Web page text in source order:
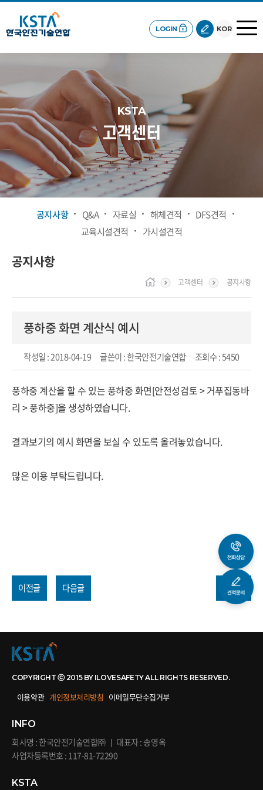
LOGIN KOR
KSTA
고객센터
공지사항 Q&A 자료실 해체견적
DFS견적
교육시설견적
가시설견적
공지사항
고객센터 공지사항
풍하중 화면 계산식 예시
작성일: 2018-04-19 글쓴이: 한국안전기술연합 조회수: 5450
풍하중 계산을 할 수 있는 풍하중 화면[안전성검토 > 거푸집동바
리 > 풍하중]을 생성하였습니다.
결과보기의 예시 화면을 보실 수 있도록 올려놓았습니다.
많은 이용 부탁드립니다.
이전글 다음글 목록
COPYRIGHT ⓒ 2015 BY ILOVESAFETY ALL RIGHTS RESERVED.
이용약관 개인정보처리방침 이메일무단수집거부
INFO
회사명 : 한국안전기술연합㈜
대표자 : 송영옥
사업자등록번호 : 117-81-72290
KSTA